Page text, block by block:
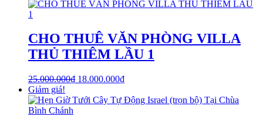
CHO THUÊ VĂN PHÒNG VILLA
THỦ THIÊM LẦU 1
25.000.000₫ 18.000.000₫
Giảm giá!